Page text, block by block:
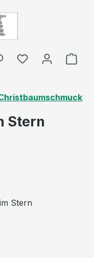
Stern